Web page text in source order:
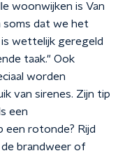
woonwijken is Van
soms dat we het
wettelijk geregeld
taak." Ook
worden
van sirenes. Zijn tip
een
rotonde? Rijd
brandweer of